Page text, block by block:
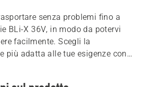
senza problemi fino a
BLi-X 36V, in modo da potervi
facilmente. Scegli la
più adatta alle tue esigenze con